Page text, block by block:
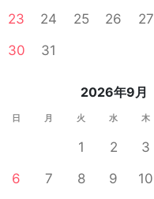
23
24 25 26 27
30
31
2026年9月
日 月 火 水 木
1 2 3
6
7 8 9 10